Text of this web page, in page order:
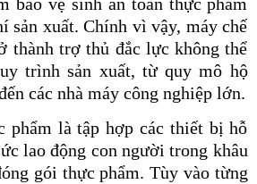
sản xuất. Chính vì vậy, máy chế
thành trợ thủ đắc lực không thể
trình sản xuất, từ quy mô hộ
các nhà máy công nghiệp lớn.
phẩm là tập hợp các thiết bị hỗ
lao động con người trong khâu
gói thực phẩm. Tùy vào từng